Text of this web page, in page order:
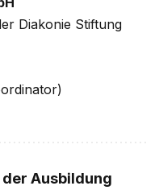
Diakonie Stiftung
Ausbildung